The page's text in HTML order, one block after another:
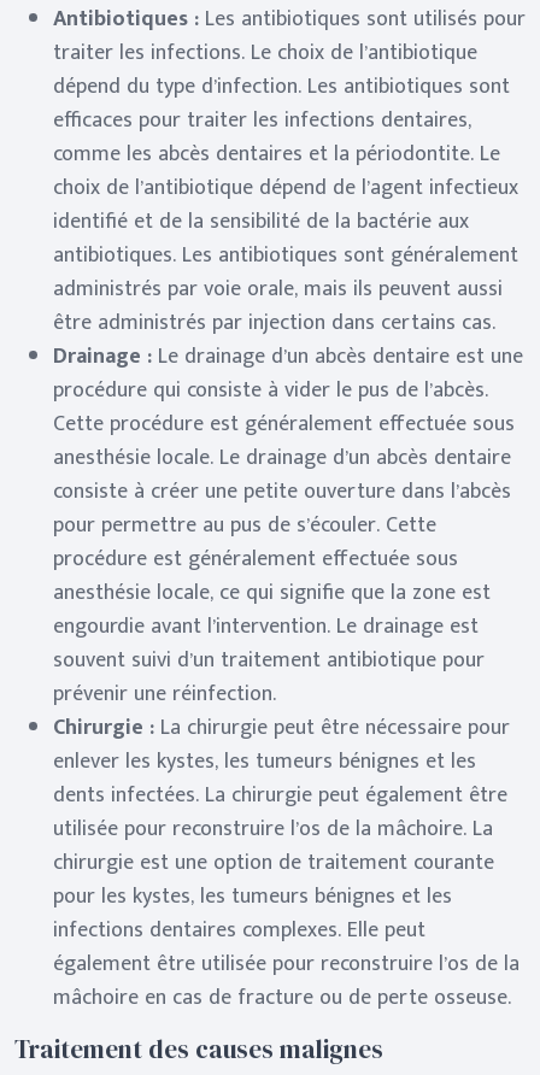
Antibiotiques : Les antibiotiques sont utilisés pour
traiter les infections. Le choix de l’antibiotique
dépend du type d’infection. Les antibiotiques sont
efficaces pour traiter les infections dentaires,
comme les abcès dentaires et la périodontite. Le
choix de l’antibiotique dépend de l’agent infectieux
identifié et de la sensibilité de la bactérie aux
antibiotiques. Les antibiotiques sont généralement
administrés par voie orale, mais ils peuvent aussi
être administrés par injection dans certains cas.
Drainage : Le drainage d’un abcès dentaire est une
procédure qui consiste à vider le pus de l’abcès.
Cette procédure est généralement effectuée sous
anesthésie locale. Le drainage d’un abcès dentaire
consiste à créer une petite ouverture dans l’abcès
pour permettre au pus de s’écouler. Cette
procédure est généralement effectuée sous
anesthésie locale, ce qui signifie que la zone est
engourdie avant l’intervention. Le drainage est
souvent suivi d’un traitement antibiotique pour
prévenir une réinfection.
Chirurgie : La chirurgie peut être nécessaire pour
enlever les kystes, les tumeurs bénignes et les
dents infectées. La chirurgie peut également être
utilisée pour reconstruire l’os de la mâchoire. La
chirurgie est une option de traitement courante
pour les kystes, les tumeurs bénignes et les
infections dentaires complexes. Elle peut
également être utilisée pour reconstruire l’os de la
mâchoire en cas de fracture ou de perte osseuse.
Traitement des causes malignes